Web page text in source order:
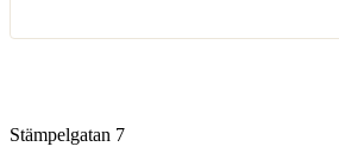
Stämpelgatan 7